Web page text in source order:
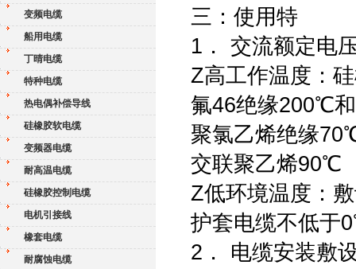
变频电缆
船用电缆
丁晴电缆
特种电缆
热电偶补偿导线
硅橡胶软电缆
变频器电缆
耐高温电缆
硅橡胶控制电缆
电机引接线
橡套电缆
耐腐蚀电缆
三：使用特
1． 交流额定电
Z高工作温度：
氟46绝缘200℃
聚氯乙烯绝缘
交联聚乙烯90℃
Z低环境温度：
护套电缆不低于
2． 电缆安装敷